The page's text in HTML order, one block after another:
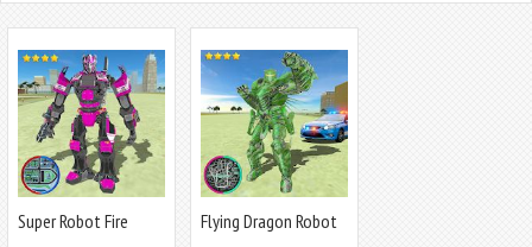
Super Robot Fire
Flying Dragon Robot